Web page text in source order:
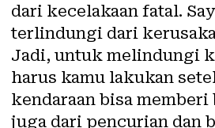
dari kecelakaan fatal.
terlindungi dari
Jadi, untuk melindungi
harus kamu lakukan
kendaraan bisa
juga dari pencurian dan